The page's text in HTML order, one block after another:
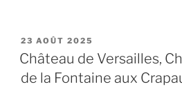
PUBLIÉ
LE
23 AOÛT 2025
Château de Versailles,
de la Fontaine aux